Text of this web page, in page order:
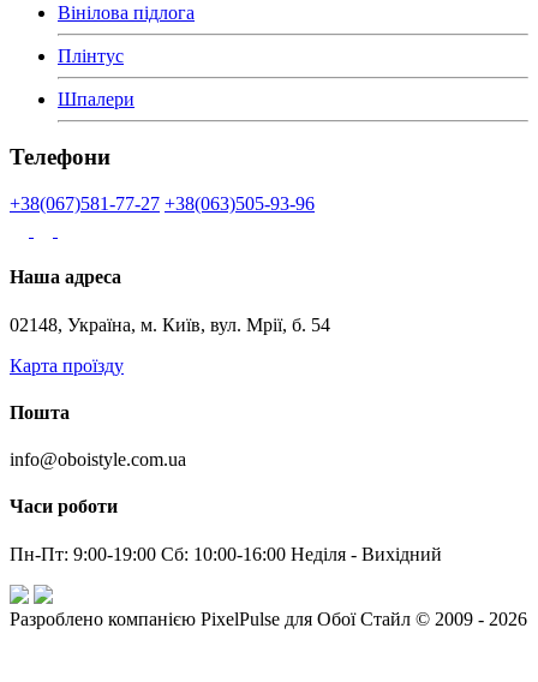
Вінілова підлога
Плінтус
Шпалери
Телефони
+38(067)581-77-27 +38(063)505-93-96
Наша адреса
02148, Україна, м. Київ, вул. Мрії, б. 54
Карта проїзду
Пошта
info@oboistyle.com.ua
Часи роботи
Пн-Пт: 9:00-19:00 Сб: 10:00-16:00 Неділя - Вихідний
Разроблено компанією PixelPulse для Обої Стайл © 2009 - 2026